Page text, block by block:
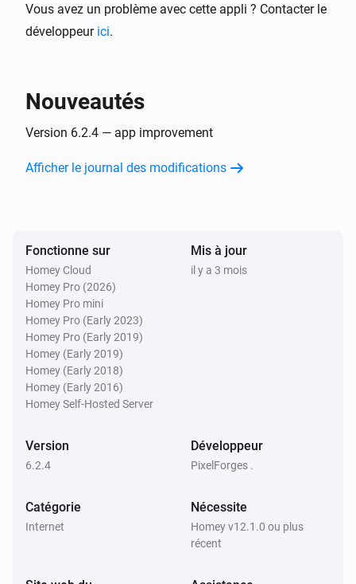
P2000
P2000
P2000
Send message to P2000 widgets
Vous avez un problème avec cette appli ? Contacter le
développeur ici.
Nouveautés
Version 6.2.4 — app improvement
Afficher le journal des modifications
Fonctionne sur
Homey Cloud
Homey Pro (2026)
Homey Pro mini
Homey Pro (Early 2023)
Homey Pro (Early 2019)
Homey (Early 2019)
Homey (Early 2018)
Homey (Early 2016)
Homey Self-Hosted Server
Mis à jour
il y a 3 mois
Version
6.2.4
Développeur
PixelForges .
Catégorie
Internet
Nécessite
Homey v12.1.0 ou plus
récent